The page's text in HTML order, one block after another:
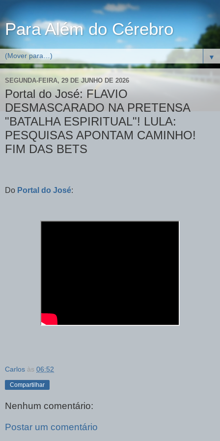
Para Além do Cérebro
▼
SEGUNDA-FEIRA, 29 DE JUNHO DE 2026
Portal do José: FLAVIO
DESMASCARADO NA PRETENSA
"BATALHA ESPIRITUAL"! LULA:
PESQUISAS APONTAM CAMINHO!
FIM DAS BETS
Do Portal do José:
Carlos às 06:52
Compartilhar
Nenhum comentário:
Postar um comentário